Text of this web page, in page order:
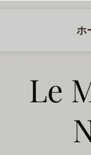
ホ
Le